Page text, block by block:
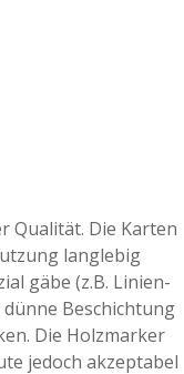
Qualität. Die Karten
langlebig
gäbe (z.B. Linien-
Beschichtung
Die Holzmarker
jedoch akzeptabel